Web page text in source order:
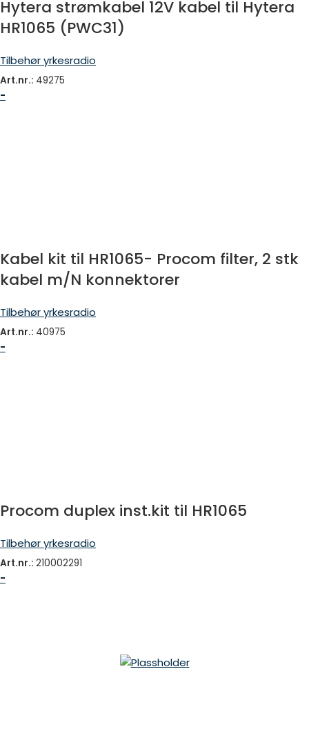
Hytera strømkabel 12V kabel til Hytera
HR1065 (PWC31)
Tilbehør yrkesradio
Art.nr.: 49275
-
Kabel kit til HR1065- Procom filter, 2 stk
kabel m/N konnektorer
Tilbehør yrkesradio
Art.nr.: 40975
-
Procom duplex inst.kit til HR1065
Tilbehør yrkesradio
Art.nr.: 210002291
-